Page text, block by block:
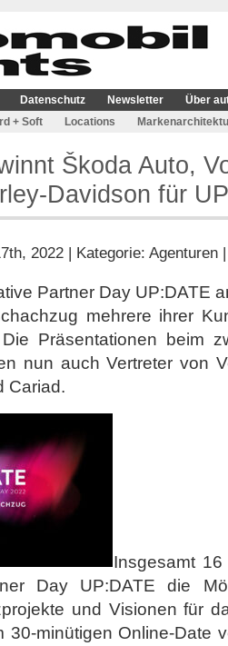
Datenschutz Newsletter
Über
+ Soft Locations
Škoda Auto,
Davidson für
2022 | Kategorie: Agenturen
Partner Day UP:DATE
mehrere ihrer
Präsentationen beim
nun auch Vertreter von
Cariad.
Insgesamt
Day UP:DATE die
und Visionen für
30-minütigen Online-Date